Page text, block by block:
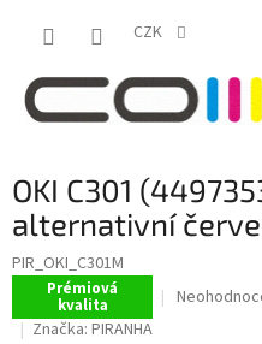
CZK
OKI C301
alternativní
PIR_OKI_C301M
Prémiová
kvalita
Průměrné
Značka: PIRANHA